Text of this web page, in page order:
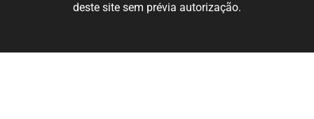
deste site sem prévia autorização.